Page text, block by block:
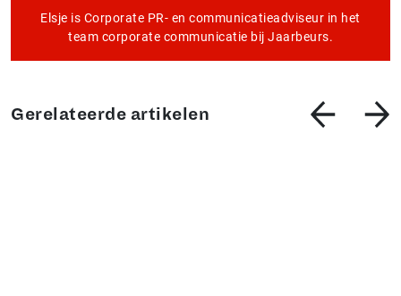
Elsje is Corporate PR- en communicatieadviseur in het
team corporate communicatie bij Jaarbeurs.
Gerelateerde artikelen